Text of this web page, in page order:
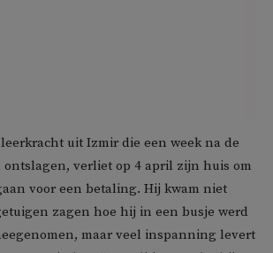
uit Izmir die een week na de
ontslagen, verliet op 4 april zijn huis om
voor een betaling. Hij kwam niet
zagen hoe hij in een busje werd
maar veel inspanning levert